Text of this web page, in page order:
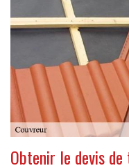
Obtenir le devis